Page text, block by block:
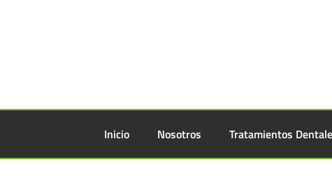
Inicio Nosotros Tratamientos